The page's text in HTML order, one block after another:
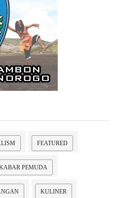
FEATURED
PEMUDA
KULINER